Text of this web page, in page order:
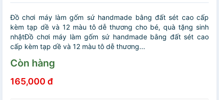
Đồ chơi máy làm gốm sứ handmade bằng đất sét cao cấp
kèm tạp dề và 12 màu tô dễ thương cho bé, quà tặng sinh
nhậtĐồ chơi máy làm gốm sứ handmade bằng đất sét cao
cấp kèm tạp dề và 12 màu tô dễ thương...
Còn hàng
165,000 đ